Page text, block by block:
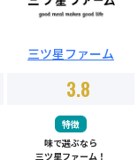
三ツ星ファーム
3.8
特徴
味で選ぶなら
三ツ星ファーム！